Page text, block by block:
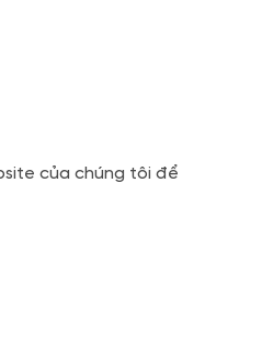
của chúng tôi để